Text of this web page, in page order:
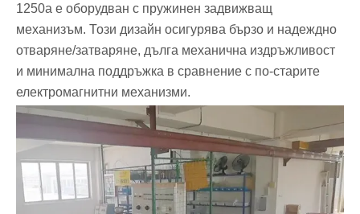
1250a е оборудван с пружинен задвижващ
механизъм. Този дизайн осигурява бързо и надеждно
отваряне/затваряне, дълга механична издръжливост
и минимална поддръжка в сравнение с по-старите
електромагнитни механизми.